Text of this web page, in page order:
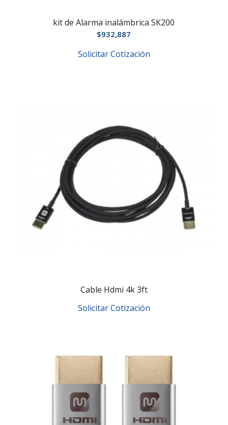
kit de Alarma inalámbrica SK200
$932,887
Solicitar Cotización
Cable Hdmi 4k 3ft
Solicitar Cotización